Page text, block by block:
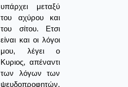
υπάρχει μεταξύ
του αχύρου και
του σίτου. Ετσι
είναι και οι λόγοι
μου, λέγει ο
Κυριος, απέναντι
των λόγων των
ψευδοπροφητών.